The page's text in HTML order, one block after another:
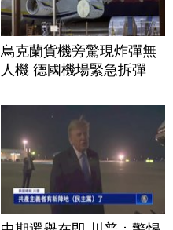
烏克蘭貨機旁驚現炸彈無
人機 德國機場緊急拆彈